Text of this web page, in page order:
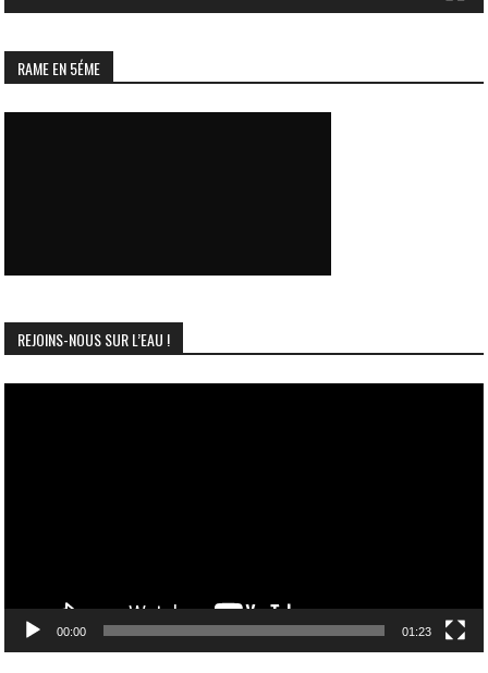
RAME EN 5ÉME
REJOINS-NOUS SUR L’EAU !
00:00 01:23